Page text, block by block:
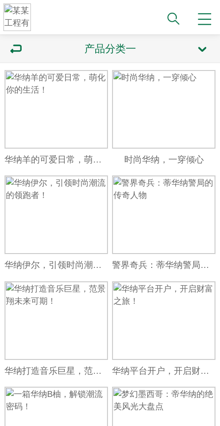
产品分类一
华纳羊的可爱日常，萌化你的生活！ 时尚华纳，一穿倾心
华纳伊尔，引领时尚潮流的领跑者！ 警界奇兵：蒂华纳警局的传奇人物
华纳打造音乐巨星，范景翔未来可期！ 华纳平台开户，开启财富之旅！